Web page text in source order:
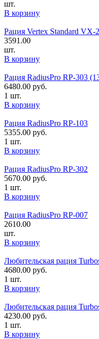
шт.
В корзину
Рация Vertex Standard
3591.00
шт.
В корзину
Рация RadiusPro RP-303
6480.00 руб.
1 шт.
В корзину
Рация RadiusPro RP-103
5355.00 руб.
1 шт.
В корзину
Рация RadiusPro RP-302
5670.00 руб.
1 шт.
В корзину
Рация RadiusPro RP-007
2610.00
шт.
В корзину
Любительская рация
4680.00 руб.
1 шт.
В корзину
Любительская рация
4230.00 руб.
1 шт.
В корзину